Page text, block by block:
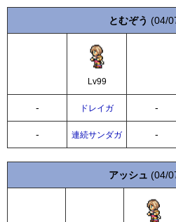
とむぞう (04/
Lv99
- ドレイガ -
- 連続サンダガ -
アッシュ (04/